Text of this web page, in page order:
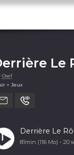
Le
Osef
> Jeux
Derrière Le
81min (116 Mo) - 20